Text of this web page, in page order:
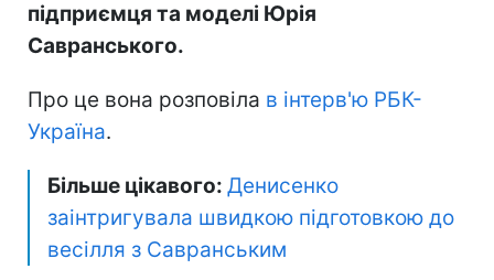
підприємця та моделі Юрія
Савранського.
Про це вона розповіла в інтерв'ю РБК-
Україна.
Більше цікавого: Денисенко
заінтригувала швидкою підготовкою до
весілля з Савранським